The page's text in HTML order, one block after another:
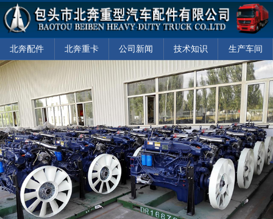
北奔配件 北奔重卡 公司新闻 技术知识 生产车间